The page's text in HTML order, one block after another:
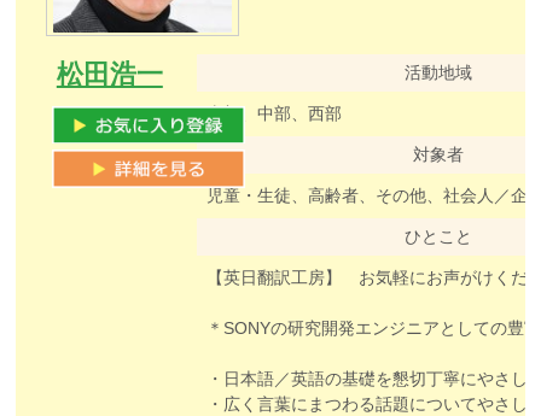
活動地域
東部、中部、西部
対象者
児童・生徒、高齢者、その他、社会人／企
ひとこと
【英日翻訳工房】 お気軽にお声がけくだ
＊SONYの研究開発エンジニアとしての豊
・日本語／英語の基礎を懇切丁寧にやさし
・広く言葉にまつわる話題についてやさし
松田浩一